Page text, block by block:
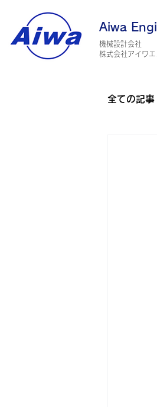
Aiwa
機械設計会社
株式会社アイワ
全ての記事
旅行
アイ